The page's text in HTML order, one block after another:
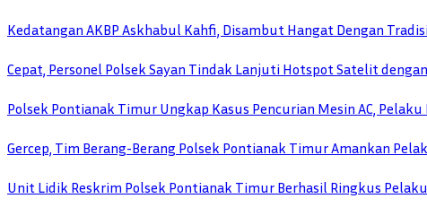
Kedatangan AKBP Askhabul Kahfi, Disambut Hangat Dengan
Cepat, Personel Polsek Sayan Tindak Lanjuti Hotspot Satelit
Polsek Pontianak Timur Ungkap Kasus Pencurian Mesin AC,
Gercep, Tim Berang-Berang Polsek Pontianak Timur Amankan
Unit Lidik Reskrim Polsek Pontianak Timur Berhasil Ringkus